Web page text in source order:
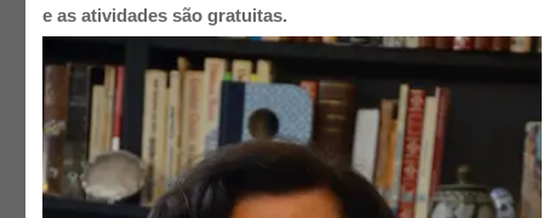
e as atividades são gratuitas.